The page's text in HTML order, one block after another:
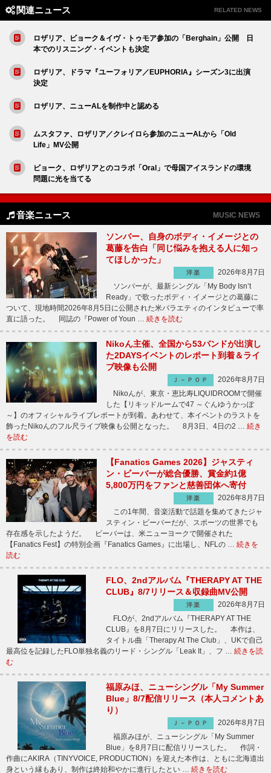
関連ニュース RELATED NEWS
ロザリア、ビョーク＆イヴ・トゥモア参加の「Berghain」公開 日
本でのリスニング・イベントも決定
ロザリア、ドラマ『ユーフォリア／EUPHORIA』シーズン3に出演
決定
ロザリア、ニューALを制作中と認める
ムスタファ、ロザリア／クレイロら参加のニューALから「Old
Life」MV公開
ビョーク、ロザリアとのコラボ「Oral」で母国アイスランドの環境
問題に光を当てる
音楽ニュース MUSIC NEWS
ソンバー、自身のボディ・イメージとの
葛藤を告白「同じ悩みを抱える人に知っ
てほしかった」
洋楽
2026年8月7日
ソンバーが、最新シングル「My Body Isn’t
Ready」で歌ったボディ・イメージとの葛藤に
ついて、現地時間2026年8月5日に公開された米バラエティのインタビューで率
直に語った。 同誌の『Power of Youn … 続きを読む
Nikoん主催、全国から53バンドが出演し
た2DAYSイベントのレポート到着＆ライ
ブ映像も公開
Ｊ－ＰＯＰ
2026年8月7日
Nikoんが、東京・恵比寿LIQUIDROOMで開催
した【リキッドルームで47 ～ぐんゆうかっぽ
～】のオフィシャルライブレポートが到着。あわせて、本イベントのラストを
飾ったNikoんのフル尺ライブ映像も公開となった。 8月3日、4日の2 … 続き
を読む
【Fanatics Games 2026】ジャスティ
ン・ビーバーが総合優勝、賞金約1億
5,800万円をファンと慈善団体へ寄付
洋楽
2026年8月7日
この1年間、音楽活動で話題を集めてきたジャ
スティン・ビーバーだが、スポーツの世界でも
存在感を示したようだ。 ビーバーは、米ニューヨークで開催された
【Fanatics Fest】の特別企画『Fanatics Games』に出場し、NFLの … 続きを
読む
FLO、2ndアルバム『THERAPY AT THE
CLUB』8/7リリース＆収録曲MV公開
洋楽
2026年8月7日
FLOが、2ndアルバム『THERAPY AT THE
CLUB』を8月7日にリリースした。 本作は、
タイトル曲「Therapy At The Club」、UKで自己
最高位を記録したFLO単独名義のリード・シングル「Leak It」、フ … 続きを読
む
福原みほ、ニューシングル「My Summer
Blue」8/7配信リリース（本人コメントあ
り）
Ｊ－ＰＯＰ
2026年8月7日
福原みほが、ニューシングル「My Summer
Blue」を8月7日に配信リリースした。 作詞・
作曲にAKIRA（TINYVOICE, PRODUCTION）を迎えた本作は、ともに北海道出
身という縁もあり、制作は終始和やかに進行したとい … 続きを読む